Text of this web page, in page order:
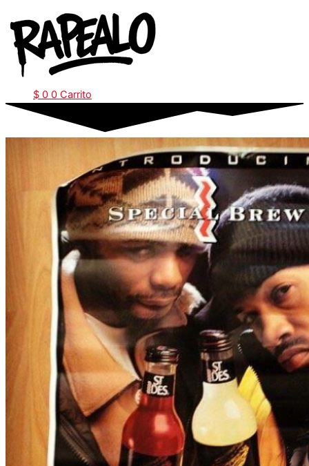
al
contenido
$ 0 0 Carrito